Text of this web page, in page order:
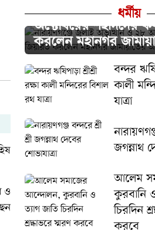
ও
ধর্মীয়
নারায়ণগঞ্জে জুলাই
অক্টোবরের শহীদদের
করলেন মহানগর
বন্দর
কালী
যাত্রা
জগন্নাথ
আলেম
কুরবানি
চিরদিন
করবে